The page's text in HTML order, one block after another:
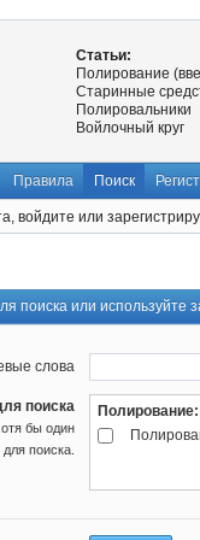
Статьи:
Полирование
Старинные
Полировальники
Войлочный круг
Правила Поиск
войдите или
поиска или
слова
поиска
бы один
поиска.
Полирование: